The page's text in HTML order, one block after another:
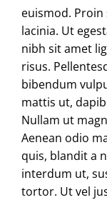
euismod.
lacinia. Ut
nibh sit amet
risus.
bibendum
mattis ut,
Nullam ut
Aenean odio
quis, blandit a
interdum ut,
tortor. Ut vel